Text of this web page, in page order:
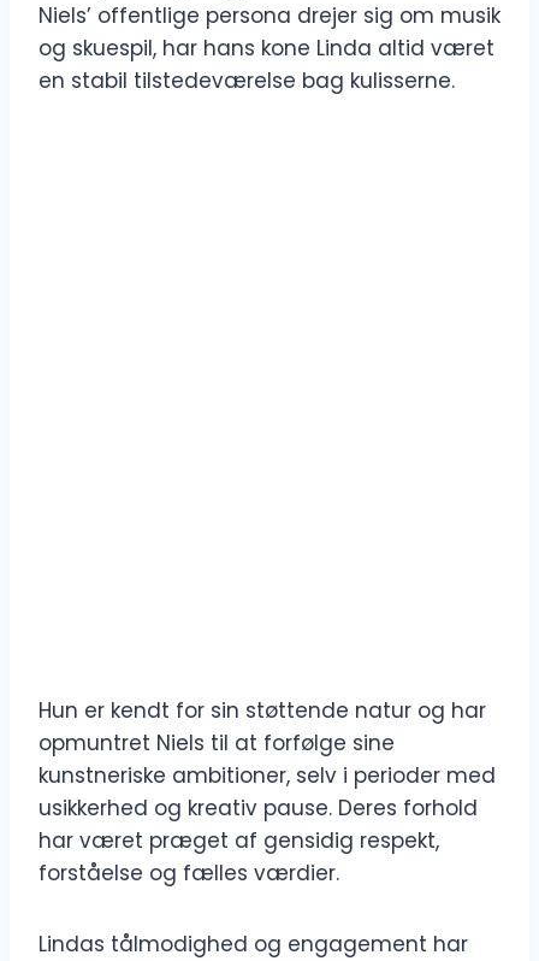
Niels’ offentlige persona drejer sig om musik
og skuespil, har hans kone Linda altid været
en stabil tilstedeværelse bag kulisserne.
Hun er kendt for sin støttende natur og har
opmuntret Niels til at forfølge sine
kunstneriske ambitioner, selv i perioder med
usikkerhed og kreativ pause. Deres forhold
har været præget af gensidig respekt,
forståelse og fælles værdier.
Lindas tålmodighed og engagement har